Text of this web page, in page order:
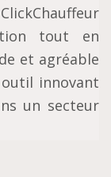
tout en
et agréable
innovant
un secteur